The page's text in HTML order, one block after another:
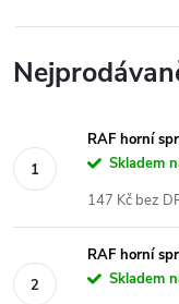
RAF horní
Skladem
147 Kč bez
RAF horní
Skladem